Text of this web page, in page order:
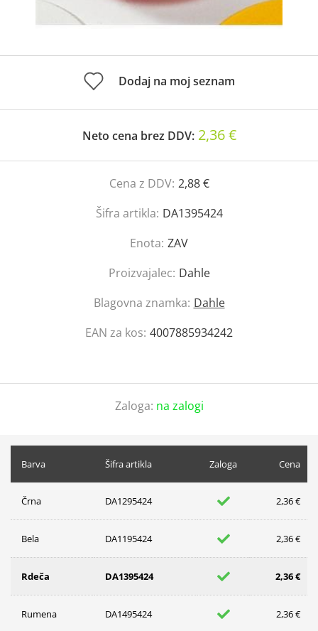
Dodaj na moj seznam
Neto cena brez DDV: 2,36 €
Cena z DDV: 2,88 €
Šifra artikla: DA1395424
Enota: ZAV
Proizvajalec: Dahle
Blagovna znamka: Dahle
EAN za kos: 4007885934242
Zaloga: na zalogi
Barva Šifra artikla Zaloga Cena
Črna DA1295424 2,36 €
Bela DA1195424 2,36 €
Rdeča DA1395424 2,36 €
Rumena DA1495424 2,36 €